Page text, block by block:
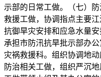
示部的日常工做。（七）
救援工做，协调指点主要
抗御旱灾安排和应急水量
承担市防汛抗旱批示部办
灾祸救援科。组织协调地
防治相关工做，组织严沉